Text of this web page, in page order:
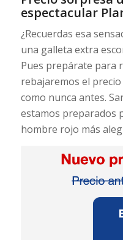
espectacular
¿Recuerdas esa
una galleta extra
Pues prepárate para
rebajaremos el
como nunca antes.
estamos preparados
hombre rojo más